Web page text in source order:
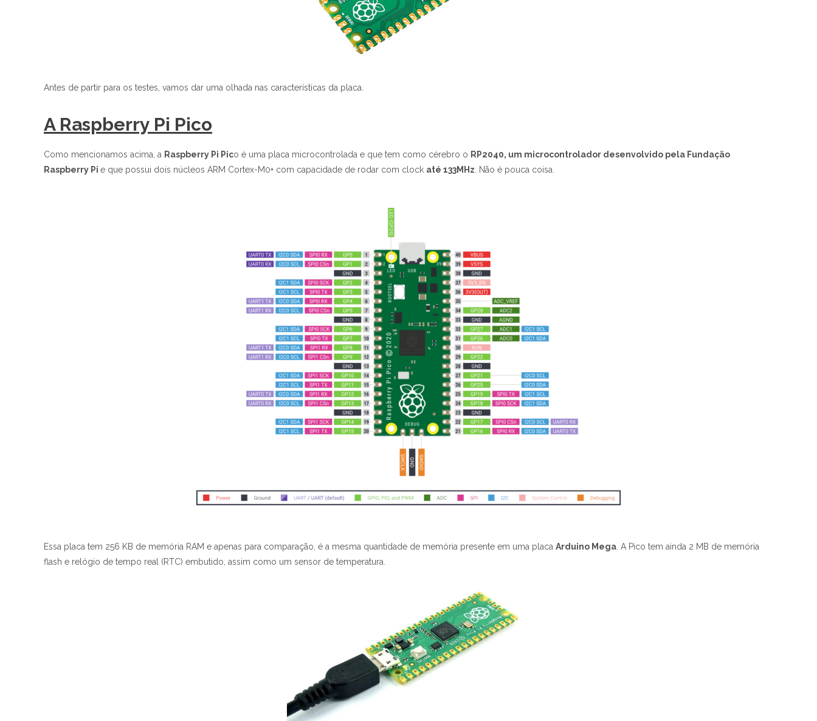
Antes de partir para os testes, vamos dar uma olhada nas características da placa.
A Raspberry Pi Pico
Como mencionamos acima, a Raspberry Pi Pico é uma placa microcontrolada e que tem como cérebro o RP2040, um microcontrolador desenvolvido pela Fundação
Raspberry Pi e que possui dois núcleos ARM Cortex-M0+ com capacidade de rodar com clock até 133MHz . Não é pouca coisa.
Essa placa tem 256 KB de memória RAM e apenas para comparação, é a mesma quantidade de memória presente em uma placa Arduino Mega . A Pico tem ainda 2 MB de memória
flash e relógio de tempo real (RTC) embutido, assim como um sensor de temperatura.